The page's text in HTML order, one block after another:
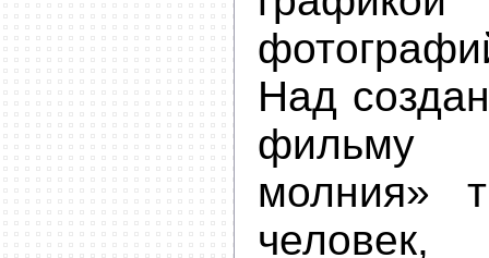
Над
молния»